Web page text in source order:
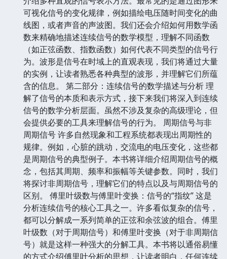
可视化信号的变化规律，例如描绘电压随时间变化的曲
线图，或者声音的声波图。我们还会介绍如何用数学函
数来精确地描述连续信号的数学模型，理解不同函数
（如正弦函数、指数函数）如何代表不同类型的信号行
为。波形是信号在时域上的直观表现，我们将通过大量
的实例，让读者熟悉各种典型的波形，并理解它们所蕴
含的信息。 第二部分：连续信号的数学描述与分析 理
解了信号的本质和表示方式，接下来我们将深入到连续
信号的数学分析层面。虽然不涉及复杂的高级理论，但
会提供必要的工具来理解信号的行为。 周期信号与非
周期信号 许多自然现象和工程系统都表现出周期性的
规律。例如，心脏的跳动，交流电的电压变化，这些都
是周期信号的典型例子。本书将详细介绍周期信号的概
念，包括其周期、频率和振幅等关键参数。同时，我们
将探讨非周期信号，理解它们的特点以及与周期信号的
区别。 傅里叶级数与傅里叶变换：信号的“指纹” 这是
分析连续信号的核心工具之一。许多看似复杂的信号，
都可以分解成一系列简单的正弦和余弦波的组合。傅里
叶级数（对于周期信号）和傅里叶变换（对于非周期信
号）就是这样一种强大的分解工具。本书将以通俗易懂
的方式介绍傅里叶分析的思想，让读者明白，任何连续